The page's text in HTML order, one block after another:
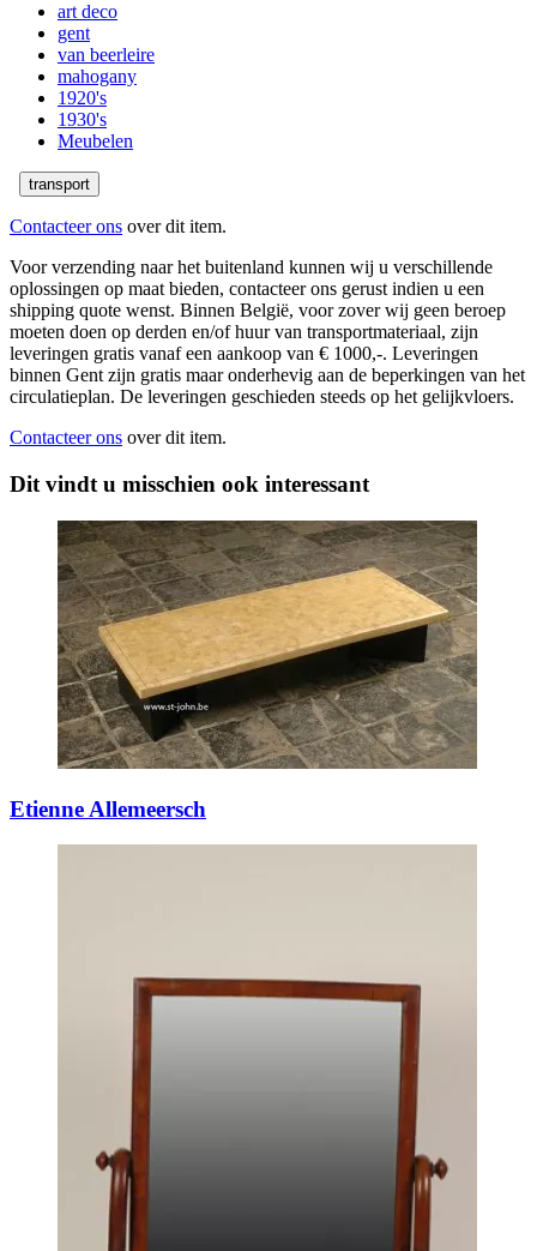
art deco
gent
van beerleire
mahogany
1920's
1930's
Meubelen
transport
Contacteer ons over dit item.
Voor verzending naar het buitenland kunnen wij u verschillende
oplossingen op maat bieden, contacteer ons gerust indien u een
shipping quote wenst. Binnen België, voor zover wij geen beroep
moeten doen op derden en/of huur van transportmateriaal, zijn
leveringen gratis vanaf een aankoop van € 1000,-. Leveringen
binnen Gent zijn gratis maar onderhevig aan de beperkingen van het
circulatieplan. De leveringen geschieden steeds op het gelijkvloers.
Contacteer ons over dit item.
Dit vindt u misschien ook interessant
Etienne Allemeersch